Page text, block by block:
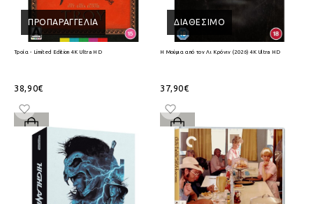
ΠΡΟΠΑΡΑΓΓΕΛΊΑ
Τροία - Limited Edition 4K Ultra HD
38,90€
ΔΙΑΘΈΣΙΜΟ
Η Μούμια από τον Λι Κρόνιν (2026) 4K Ultra HD
37,90€